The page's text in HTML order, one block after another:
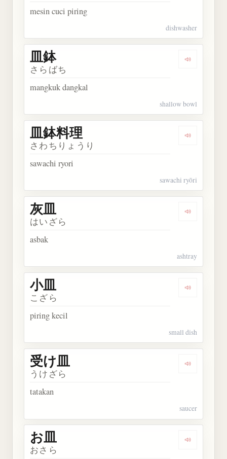
mesin cuci piring
dishwasher
Dengarkan
皿鉢
さらばち
mangkuk dangkal
shallow bowl
Dengarkan
皿鉢料理
さわちりょうり
sawachi ryori
sawachi ryōri
Dengarkan
灰皿
はいざら
asbak
ashtray
Dengarkan
小皿
こざら
piring kecil
small dish
Dengarkan
受け皿
うけざら
tatakan
saucer
Dengarkan
お皿
おさら